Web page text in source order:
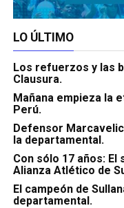
LO ÚLTIMO
Los refuerzos y las
Clausura.
Mañana empieza la
Perú.
Defensor
la departamental.
Con sólo 17 años: El
Alianza Atlético de
El campeón de
departamental.